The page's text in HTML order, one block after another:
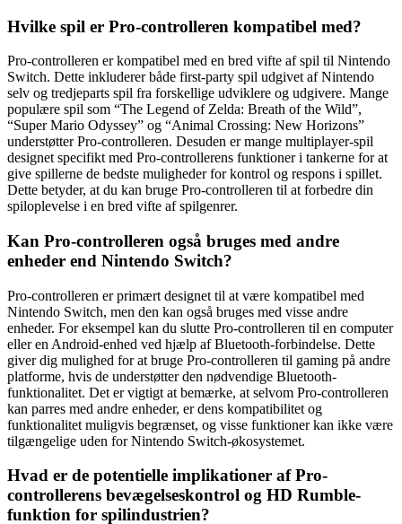
Hvilke spil er Pro-controlleren kompatibel med?
Pro-controlleren er kompatibel med en bred vifte af spil til Nintendo
Switch. Dette inkluderer både first-party spil udgivet af Nintendo
selv og tredjeparts spil fra forskellige udviklere og udgivere. Mange
populære spil som “The Legend of Zelda: Breath of the Wild”,
“Super Mario Odyssey” og “Animal Crossing: New Horizons”
understøtter Pro-controlleren. Desuden er mange multiplayer-spil
designet specifikt med Pro-controllerens funktioner i tankerne for at
give spillerne de bedste muligheder for kontrol og respons i spillet.
Dette betyder, at du kan bruge Pro-controlleren til at forbedre din
spiloplevelse i en bred vifte af spilgenrer.
Kan Pro-controlleren også bruges med andre
enheder end Nintendo Switch?
Pro-controlleren er primært designet til at være kompatibel med
Nintendo Switch, men den kan også bruges med visse andre
enheder. For eksempel kan du slutte Pro-controlleren til en computer
eller en Android-enhed ved hjælp af Bluetooth-forbindelse. Dette
giver dig mulighed for at bruge Pro-controlleren til gaming på andre
platforme, hvis de understøtter den nødvendige Bluetooth-
funktionalitet. Det er vigtigt at bemærke, at selvom Pro-controlleren
kan parres med andre enheder, er dens kompatibilitet og
funktionalitet muligvis begrænset, og visse funktioner kan ikke være
tilgængelige uden for Nintendo Switch-økosystemet.
Hvad er de potentielle implikationer af Pro-
controllerens bevægelseskontrol og HD Rumble-
funktion for spilindustrien?